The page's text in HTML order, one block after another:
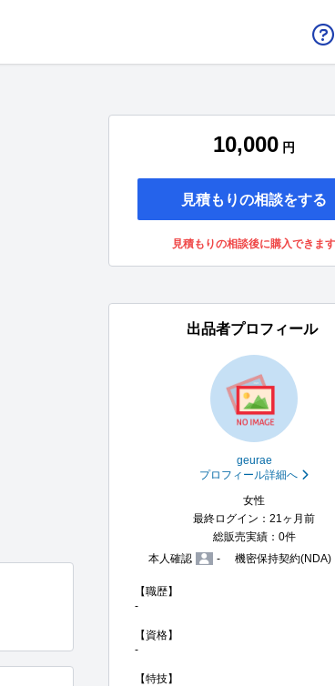
10,000 円
見積もりの相談をする
見積もりの相談後に購入できます
出品者プロフィール
geurae
プロフィール詳細へ
女性
最終ログイン：21ヶ月前
総販売実績：0件
本人確認
- 機密保持契約(NDA)
【職歴】
-
【資格】
-
【特技】